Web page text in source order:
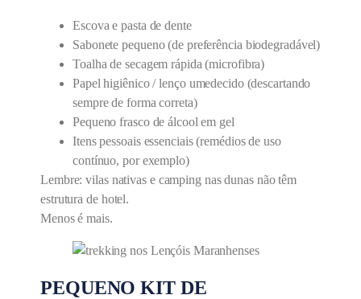
Escova e pasta de dente
Sabonete pequeno (de preferência biodegradável)
Toalha de secagem rápida (microfibra)
Papel higiênico / lenço umedecido (descartando
sempre de forma correta)
Pequeno frasco de álcool em gel
Itens pessoais essenciais (remédios de uso
contínuo, por exemplo)
Lembre: vilas nativas e camping nas dunas não têm
estrutura de hotel.
Menos é mais.
PEQUENO KIT DE